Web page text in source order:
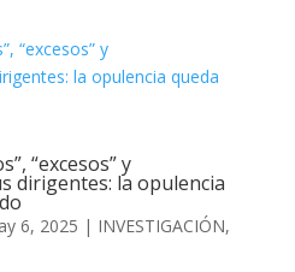
“excesos” y
dirigentes: la opulencia
6, 2025 | INVESTIGACIÓN,